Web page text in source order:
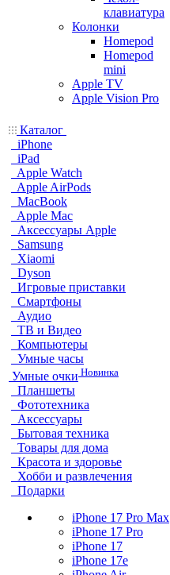
клавиатура
Колонки
Homepod
Homepod
mini
Apple TV
Apple Vision Pro
Каталог
iPhone
iPad
Apple Watch
Apple AirPods
MacBook
Apple Mac
Аксессуары Apple
Samsung
Xiaomi
Dyson
Игровые приставки
Смартфоны
Аудио
ТВ и Видео
Компьютеры
Умные часы
Умные очки Новинка
Планшеты
Фототехника
Аксессуары
Бытовая техника
Товары для дома
Красота и здоровье
Хобби и развлечения
Подарки
iPhone 17 Pro Max
iPhone 17 Pro
iPhone 17
iPhone 17e